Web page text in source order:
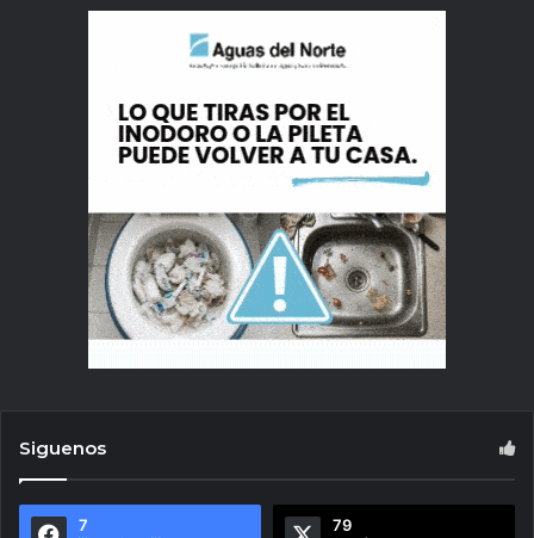
Siguenos
7 79